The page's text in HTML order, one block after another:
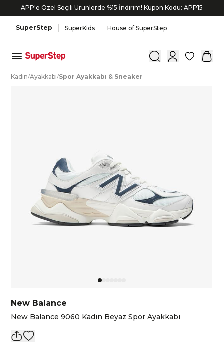
APP'e Özel Seçili Ürünlerde %15 İndirim! Kupon Kodu: APP15
SuperStep SuperKids House of SuperStep
0
Kadın/Ayakkabı/Spor Ayakkabı & Sneaker
New Balance
New Balance 9060 Kadın Beyaz Spor Ayakkabı